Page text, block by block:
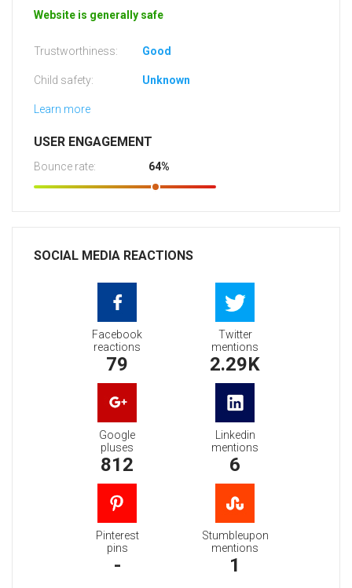
Website is generally safe
Trustworthiness: Good
Child safety: Unknown
Learn more
USER ENGAGEMENT
Bounce rate: 64%
SOCIAL MEDIA REACTIONS
Facebook
reactions
79
Twitter
mentions
2.29K
Google
pluses
812
Linkedin
mentions
6
Pinterest
pins
-
Stumbleupon
mentions
1